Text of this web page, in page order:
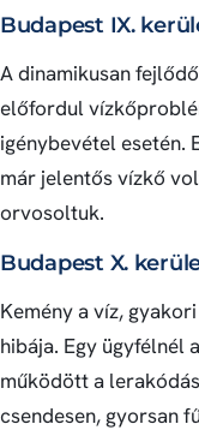
Budapest IX.
A dinamikusan
előfordul
igénybevétel esetén.
már jelentős vízkő
orvosoltuk.
Budapest X.
Kemény a víz,
hibája. Egy ügyfélnél
működött a
csendesen, gyorsan